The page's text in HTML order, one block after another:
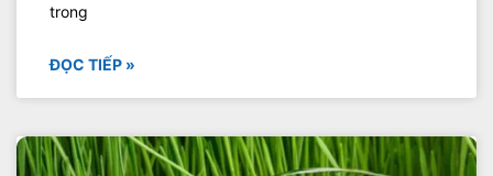
trong
ĐỌC TIẾP »